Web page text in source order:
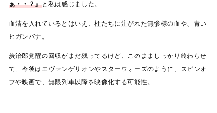
ぁ・・？』と私は感じました。
血清を入れているとはいえ、柱たちに注がれた無惨様の血や、青い
ヒガンバナ。
炭治郎覚醒の回収がまだ残ってるけど、このまましっかり終わらせ
て、今後はエヴァンゲリオンやスターウォーズのように、スピンオ
フや映画で、無限列車以降を映像化する可能性。